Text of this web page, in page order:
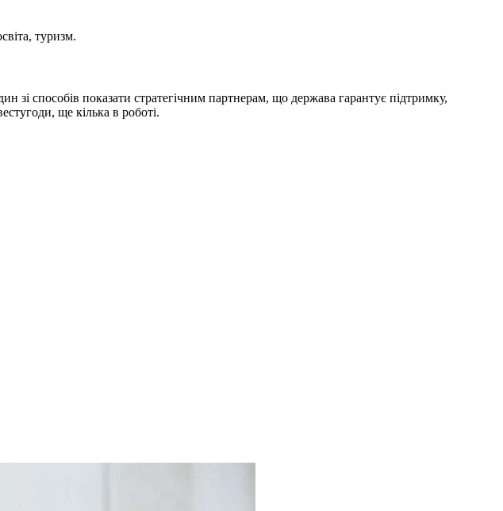
туризм.
способів показати стратегічним партнерам, що держава гарантує підтримку,
ще кілька в роботі.